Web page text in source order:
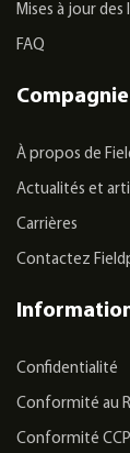
Mises à jour
FAQ
Compagnie
À propos de
Actualités et
Carrières
Contactez
Confidentialité
Conformité au
Conformité